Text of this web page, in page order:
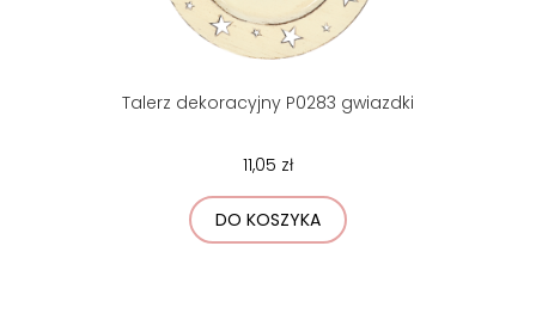
Talerz dekoracyjny P0283 gwiazdki
11,05 zł
DO KOSZYKA